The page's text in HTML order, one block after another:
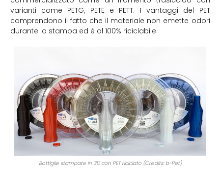
varianti come PETG, PETE e PETT. I vantaggi del PET
comprendono il fatto che il materiale non emette odori
durante la stampa ed è al 100% riciclabile.
Bottiglie stampate in 3D con PET riciclato (Credits: b-Pet)